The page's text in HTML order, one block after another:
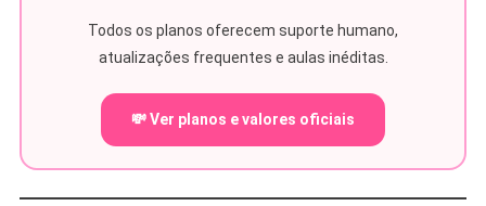
Todos os planos oferecem suporte humano,
atualizações frequentes e aulas inéditas.
💸 Ver planos e valores oficiais